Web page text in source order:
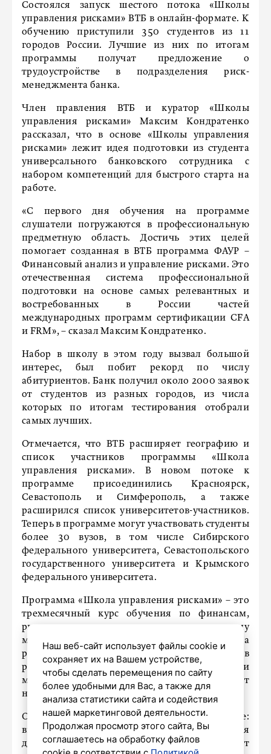
Состоялся запуск шестого потока «Школы
управления рисками» ВТБ в онлайн-формате. К
обучению приступили 350 студентов из 11
городов России. Лучшие из них по итогам
программы получат предложение о
трудоустройстве в подразделения риск-
менеджмента банка.
Член правления ВТБ и куратор «Школы
управления рисками» Максим Кондратенко
рассказал, что в основе «Школы управления
рисками» лежит идея подготовки из студента
универсального банковского сотрудника с
набором компетенций для быстрого старта на
работе.
«С первого дня обучения на программе
слушатели погружаются в профессиональную
предметную область. Достичь этих целей
помогает созданная в ВТБ программа ФАУР –
Финансовый анализ и управление рисками. Это
отечественная система профессиональной
подготовки на основе самых релевантных и
востребованных в России частей
международных программ сертификации CFA
и FRM», – сказал Максим Кондратенко.
Набор в школу в этом году вызвал большой
интерес, был побит рекорд по числу
абитуриентов. Банк получил около 2000 заявок
от студентов из разных городов, из числа
которых по итогам тестирования отобрали
самых лучших.
Отмечается, что ВТБ расширяет географию и
список участников программы «Школа
управления рисками». В новом потоке к
программе присоединились Красноярск,
Севастополь и Симферополь, а также
расширился список университетов-участников.
Теперь в программе могут участвовать студенты
более 30 вузов, в том числе Сибирского
федерального университета, Севастопольского
государственного университета и Крымского
федерального университета.
Программа «Школа управления рисками» – это
трехмесячный курс обучения по финансам,
риск-менеджменту, количественному
моделированию и анализу данных. Она
разработана для студентов и выпускников
региональных вузов с хорошей финансовой и
математической подготовкой, которые хотят
начать карьеру в ВТБ.
Обучение проходит в смешанном формате:
видеолекции для самостоятельного изучения
дополняются вебинарами, где студенты могут
Наш веб-сайт использует файлы cookie и
сохраняет их на Вашем устройстве,
чтобы сделать перемещения по сайту
более удобными для Вас, а также для
анализа статистики сайта и содействия
нашей маркетинговой деятельности.
Продолжая просмотр этого сайта, Вы
соглашаетесь на обработку файлов